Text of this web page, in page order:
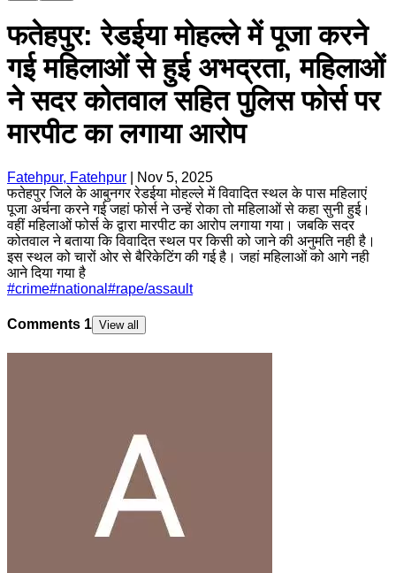
फतेहपुर: रेडईया मोहल्ले में पूजा करने
गई महिलाओं से हुई अभद्रता, महिलाओं
ने सदर कोतवाल सहित पुलिस फोर्स पर
मारपीट का लगाया आरोप
Fatehpur, Fatehpur
Nov 5, 2025
फतेहपुर जिले के आबुनगर रेडईया मोहल्ले में विवादित स्थल के पास महिलाएं
पूजा अर्चना करने गई जहां फोर्स ने उन्हें रोका तो महिलाओं से कहा सुनी हुई।
वहीं महिलाओं फोर्स के द्वारा मारपीट का आरोप लगाया गया। जबकि सदर
कोतवाल ने बताया कि विवादित स्थल पर किसी को जाने की अनुमति नही है।
इस स्थल को चारों ओर से बैरिकेटिंग की गई है। जहां महिलाओं को आगे नही
आने दिया गया है
#crime#national #rape/assault
Comments 1 View all